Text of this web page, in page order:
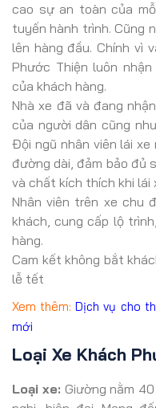
cao sự an toàn của
tuyến hành trình. Cũng
lên hàng đầu. Chính vì
Phước Thiện luôn
của khách hàng.
Nhà xe đã và đang
của người dân cũng
Đội ngũ nhân viên lái
đường dài, đảm bảo đủ
và chất kích thích khi lái
Nhân viên trên xe chu
khách, cung cấp lộ
hàng.
Cam kết không bắt
lễ tết
Xem thêm: Dịch vụ cho
mới
Loại Xe Khách
Loại xe: Giường nằm